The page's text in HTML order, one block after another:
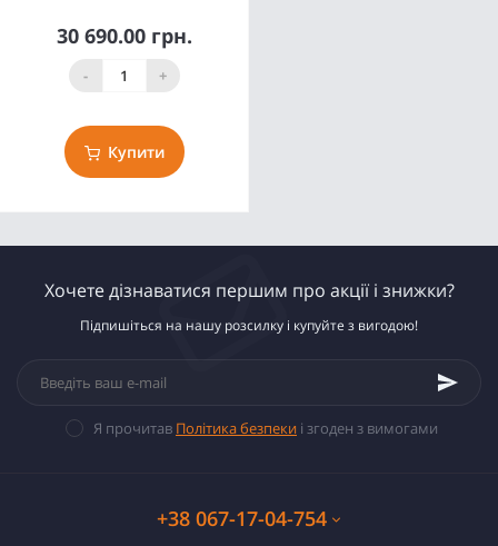
30 690.00 грн.
- +
Купити
Хочете дізнаватися першим про акції і знижки?
Підпишіться на нашу розсилку і купуйте з вигодою!
Я прочитав Політика безпеки і згоден з вимогами
+38 067-17-04-754